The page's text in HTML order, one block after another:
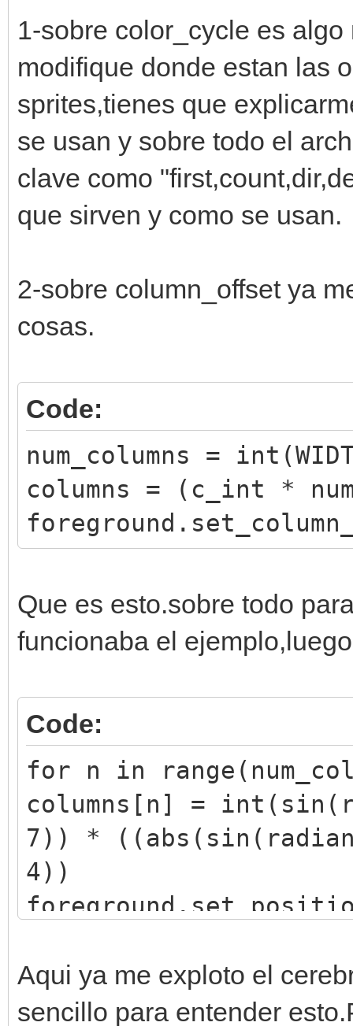
1-sobre color_cycle es
modifique donde estan las
sprites,tienes que
se usan y sobre todo el
clave como
que sirven y como se usan.
2-sobre column_offset ya
cosas.
Code:
num_columns =
columns = (c_int *
Que es esto.sobre todo
funcionaba el
Code:
for n in
columns[n] =
7)) *
4))
x_world += 2
Aqui ya me exploto el
sencillo para entender